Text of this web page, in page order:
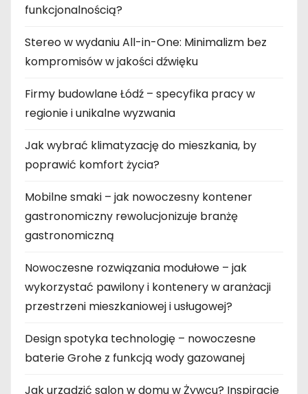
funkcjonalnością?
Stereo w wydaniu All-in-One: Minimalizm bez
kompromisów w jakości dźwięku
Firmy budowlane Łódź – specyfika pracy w
regionie i unikalne wyzwania
Jak wybrać klimatyzację do mieszkania, by
poprawić komfort życia?
Mobilne smaki – jak nowoczesny kontener
gastronomiczny rewolucjonizuje branżę
gastronomiczną
Nowoczesne rozwiązania modułowe – jak
wykorzystać pawilony i kontenery w aranżacji
przestrzeni mieszkaniowej i usługowej?
Design spotyka technologię – nowoczesne
baterie Grohe z funkcją wody gazowanej
Jak urządzić salon w domu w Żywcu? Inspiracje